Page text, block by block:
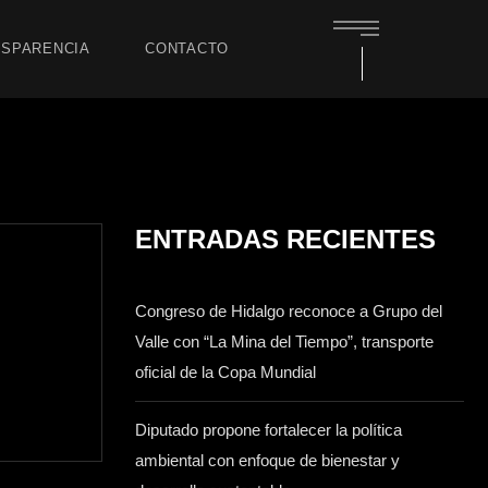
CONTACTO
ENTRADAS RECIENTES
Congreso de Hidalgo reconoce a Grupo del
Valle con “La Mina del Tiempo”, transporte
oficial de la Copa Mundial
Diputado propone fortalecer la política
ambiental con enfoque de bienestar y